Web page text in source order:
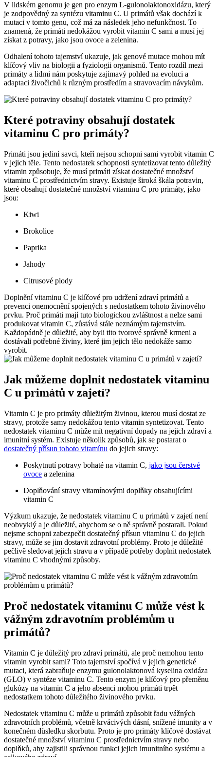
V lidském genomu je gen pro enzym L-gulonolaktonoxidázu, který
je zodpovědný za syntézu vitaminu C. U primátů však dochází k
mutaci v tomto genu, což má za následek jeho nefunkčnost. To
znamená, že primáti nedokážou vyrobit vitamin C sami a musí jej
získat z potravy, jako jsou ovoce a zelenina.
Odhalení tohoto tajemství ukazuje, jak genové mutace mohou mít
klíčový vliv na biologii a fyziologii organismů. Tento rozdíl mezi
primáty a lidmi nám poskytuje zajímavý pohled na evoluci a
adaptaci živočichů k různým prostředím a stravovacím návykům.
Které potraviny obsahují dostatek
vitaminu C pro primáty?
Primáti jsou jediní savci, kteří nejsou schopni sami vyrobit vitamin C
v jejich těle. Tento nedostatek schopnosti syntetizovat tento důležitý
vitamin způsobuje, že musí primáti získat dostatečné množství
vitaminu C prostřednictvím stravy. Existuje široká škála potravin,
které obsahují dostatečné množství vitaminu C pro primáty, jako
jsou:
Kiwi
Brokolice
Paprika
Jahody
Citrusové plody
Doplnění vitaminu C je klíčové pro udržení zdraví primátů a
prevenci onemocnění spojených s nedostatkem tohoto živinového
prvku. Proč primáti mají tuto biologickou zvláštnost a nelze sami
produkovat vitamin C, zůstává stále neznámým tajemstvím.
Každopádně je důležité, aby byli tito tvorové správně krmeni a
dostávali potřebné živiny, které jim jejich tělo nedokáže samo
vyrobit.
Jak můžeme doplnit nedostatek vitaminu
C u primátů v zajetí?
Vitamin C je pro primáty důležitým živinou, kterou musí dostat ze
stravy, protože samy nedokážou tento vitamin syntetizovat. Tento
nedostatek vitaminu C může mít negativní dopady na jejich zdraví a
imunitní systém. Existuje několik způsobů, jak se postarat o
dostatečný přísun tohoto vitamínu do jejich stravy:
Poskytnutí potravy bohaté na vitamin C, jako jsou čerstvé
ovoce a zelenina
Doplňování stravy vitamínovými doplňky obsahujícími
vitamin C
Výzkum ukazuje, že nedostatek vitaminu C u primátů v zajetí není
neobvyklý a je důležité, abychom se o ně správně postarali. Pokud
nejsme schopni zabezpečit dostatečný přísun vitaminu C do jejich
stravy, může se jim dostavit zdravotní problémy. Proto je důležité
pečlivě sledovat jejich stravu a v případě potřeby doplnit nedostatek
vitaminu C vhodnými způsoby.
Proč nedostatek vitaminu C může vést k
vážným zdravotním problémům u
primátů?
Vitamin C je důležitý pro zdraví primátů, ale proč nemohou tento
vitamin vyrobit sami? Toto tajemství spočívá v jejich genetické
mutaci, která zabraňuje enzymu gulonolaktonová kyselina oxidáza
(GLO) v syntéze vitaminu C. Tento enzym je klíčový pro přeměnu
glukózy na vitamin C a jeho absenci mohou primáti trpět
nedostatkem tohoto důležitého živinového prvku.
Nedostatek vitaminu C může u primátů způsobit řadu vážných
zdravotních problémů, včetně krvácivých dásní, snížené imunity a v
konečném důsledku skorbutu. Proto je pro primáty klíčové dostávat
dostatečné množství vitaminu C prostřednictvím stravy nebo
doplňků, aby zajistili správnou funkci jejich imunitního systému a